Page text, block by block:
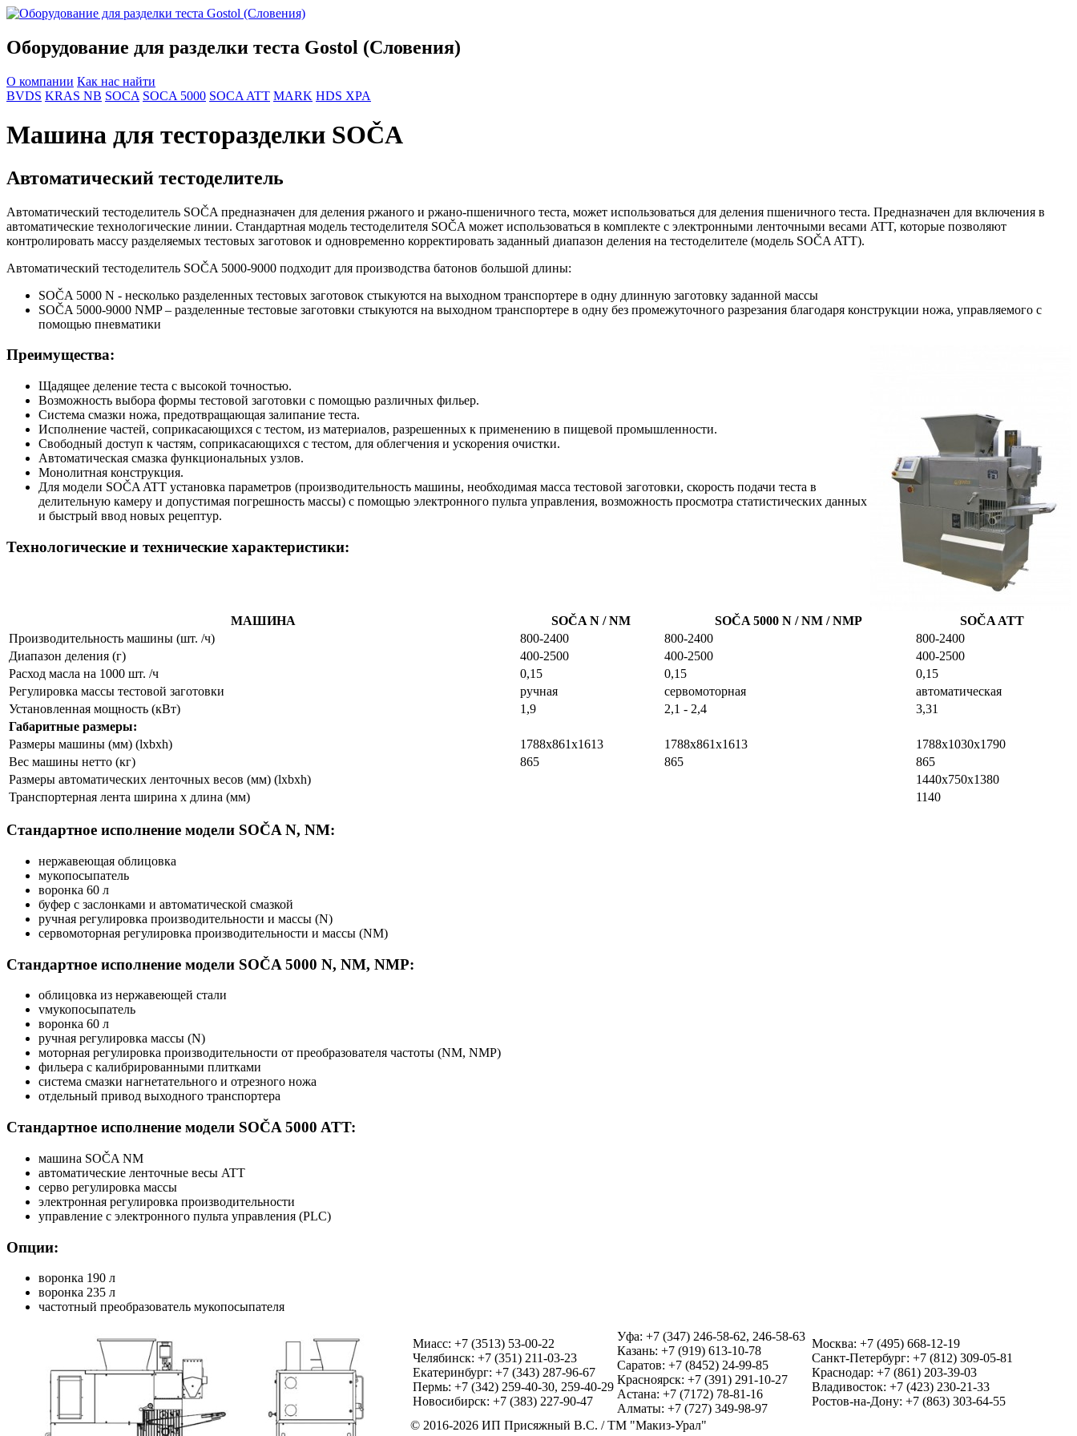
Оборудование для разделки теста Gostol (Словения)
О компании Как нас найти
BVDS KRAS NB SOCA SOCA 5000 SOCA ATT MARK HDS XPA
Машина для тесторазделки SOČA
Автоматический тестоделитель
Автоматический тестоделитель SOČA предназначен для деления ржаного и ржано-пшеничного теста, может использоваться для деления пшеничного теста. Предназначен для включения в
автоматические технологические линии. Стандартная модель тестоделителя SOČA может использоваться в комплекте с электронными ленточными весами ATT, которые позволяют
контролировать массу разделяемых тестовых заготовок и одновременно корректировать заданный диапазон деления на тестоделителе (модель SOČA ATT).
Автоматический тестоделитель SOČA 5000-9000 подходит для производства батонов большой длины:
SOČA 5000 N - несколько разделенных тестовых заготовок стыкуются на выходном транспортере в одну длинную заготовку заданной массы
SOČA 5000-9000 NMP – разделенные тестовые заготовки стыкуются на выходном транспортере в одну без промежуточного разрезания благодаря конструкции ножа, управляемого с
помощью пневматики
Преимущества:
Щадящее деление теста с высокой точностью.
Возможность выбора формы тестовой заготовки с помощью различных фильер.
Система смазки ножа, предотвращающая залипание теста.
Исполнение частей, соприкасающихся с тестом, из материалов, разрешенных к применению в пищевой промышленности.
Свободный доступ к частям, соприкасающихся с тестом, для облегчения и ускорения очистки.
Автоматическая смазка функциональных узлов.
Монолитная конструкция.
Для модели SOČA ATT установка параметров (производительность машины, необходимая масса тестовой заготовки, скорость подачи теста в
делительную камеру и допустимая погрешность массы) с помощью электронного пульта управления, возможность просмотра статистических данных
и быстрый ввод новых рецептур.
Технологические и технические характеристики:
МАШИНА SOČA N / NM SOČA 5000 N / NM / NMP
SOČA ATT
Производительность машины (шт. /ч)
800-2400 800-2400
800-2400
Диапазон деления (г)
400-2500 400-2500
400-2500
Расход масла на 1000 шт. /ч
0,15 0,15
0,15
Регулировка массы тестовой заготовки
ручная сервомоторная
автоматическая
Установленная мощность (кВт)
1,9 2,1 - 2,4
3,31
Габаритные размеры:
Размеры машины (мм) (lxbxh)
1788x861x1613 1788x861x1613
1788x1030x1790
Вес машины нетто (кг)
865 865
865
Размеры автоматических ленточных весов (мм) (lxbxh)
1440x750x1380
Транспортерная лента ширина x длина (мм)
1140
Стандартное исполнение модели SOČA N, NM:
нержавеющая облицовка
мукопосыпатель
воронка 60 л
буфер с заслонками и автоматической смазкой
ручная регулировка производительности и массы (N)
сервомоторная регулировка производительности и массы (NM)
Стандартное исполнение модели SOČA 5000 N, NM, NMP:
облицовка из нержавеющей стали
vмукопосыпатель
воронка 60 л
ручная регулировка массы (N)
моторная регулировка производительности от преобразователя частоты (NM, NMP)
фильера с калибрированными плитками
система смазки нагнетательного и отрезного ножа
отдельный привод выходного транспортера
Стандартное исполнение модели SOČA 5000 ATT:
машина SOČA NM
автоматические ленточные весы ATT
серво регулировка массы
электронная регулировка производительности
управление с электронного пульта управления (PLC)
Опции:
воронка 190 л
воронка 235 л
частотный преобразователь мукопосыпателя
Миасс: +7 (3513) 53-00-22
Челябинск: +7 (351) 211-03-23
Екатеринбург: +7 (343) 287-96-67
Пермь: +7 (342) 259-40-30, 259-40-29
Новосибирск: +7 (383) 227-90-47
Уфа: +7 (347) 246-58-62, 246-58-63
Казань: +7 (919) 613-10-78
Саратов: +7 (8452) 24-99-85
Красноярск: +7 (391) 291-10-27
Астана: +7 (7172) 78-81-16
Алматы: +7 (727) 349-98-97
Москва: +7 (495) 668-12-19
Санкт-Петербург: +7 (812) 309-05-81
Краснодар: +7 (861) 203-39-03
Владивосток: +7 (423) 230-21-33
Ростов-на-Дону: +7 (863) 303-64-55
© 2016-2026 ИП Присяжный В.С. / ТМ "Макиз-Урал"